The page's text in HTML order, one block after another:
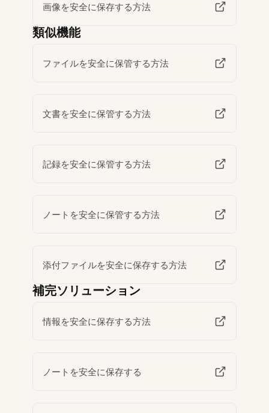
画像を安全に保存する方法
類似機能
ファイルを安全に保管する方法
文書を安全に保管する方法
記録を安全に保管する方法
ノートを安全に保管する方法
添付ファイルを安全に保存する方法
補完ソリューション
情報を安全に保存する方法
ノートを安全に保存する